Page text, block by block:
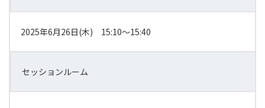
2025年6月26日(木) 15:10～15:40
セッションルーム